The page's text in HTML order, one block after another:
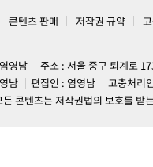
콘텐츠 판매 저작권 규약
영남
주소 : 서울 중구 퇴계로
남
편집인 : 염영남
고충처리
든 콘텐츠는 저작권법의 보호를